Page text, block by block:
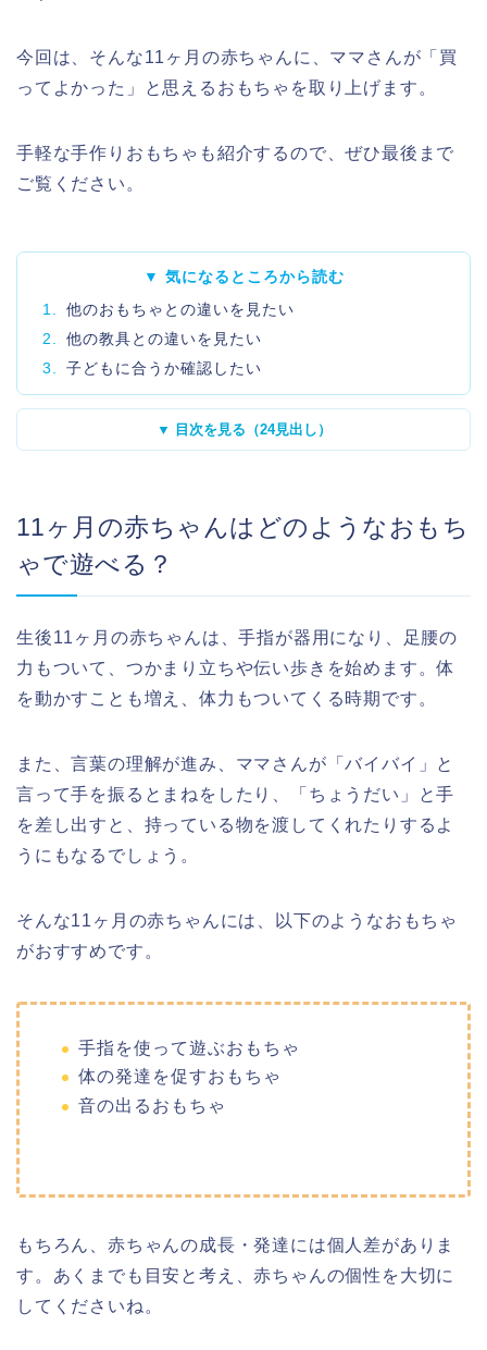
今回は、そんな11ヶ月の赤ちゃんに、ママさんが「買
ってよかった」と思えるおもちゃを取り上げます。
手軽な手作りおもちゃも紹介するので、ぜひ最後まで
ご覧ください。
▼ 気になるところから読む
1.
他のおもちゃとの違いを見たい
2.
他の教具との違いを見たい
3.
子どもに合うか確認したい
▼ 目次を見る（24見出し）
11ヶ月の赤ちゃんはどのようなおもち
ゃで遊べる？
生後11ヶ月の赤ちゃんは、手指が器用になり、足腰の
力もついて、つかまり立ちや伝い歩きを始めます。体
を動かすことも増え、体力もついてくる時期です。
また、言葉の理解が進み、ママさんが「バイバイ」と
言って手を振るとまねをしたり、「ちょうだい」と手
を差し出すと、持っている物を渡してくれたりするよ
うにもなるでしょう。
そんな11ヶ月の赤ちゃんには、以下のようなおもちゃ
がおすすめです。
手指を使って遊ぶおもちゃ
体の発達を促すおもちゃ
音の出るおもちゃ
もちろん、赤ちゃんの成長・発達には個人差がありま
す。あくまでも目安と考え、赤ちゃんの個性を大切に
してくださいね。